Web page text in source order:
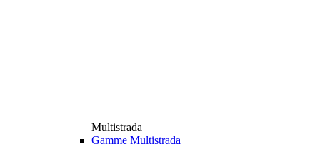
Multistrada
Gamme Multistrada